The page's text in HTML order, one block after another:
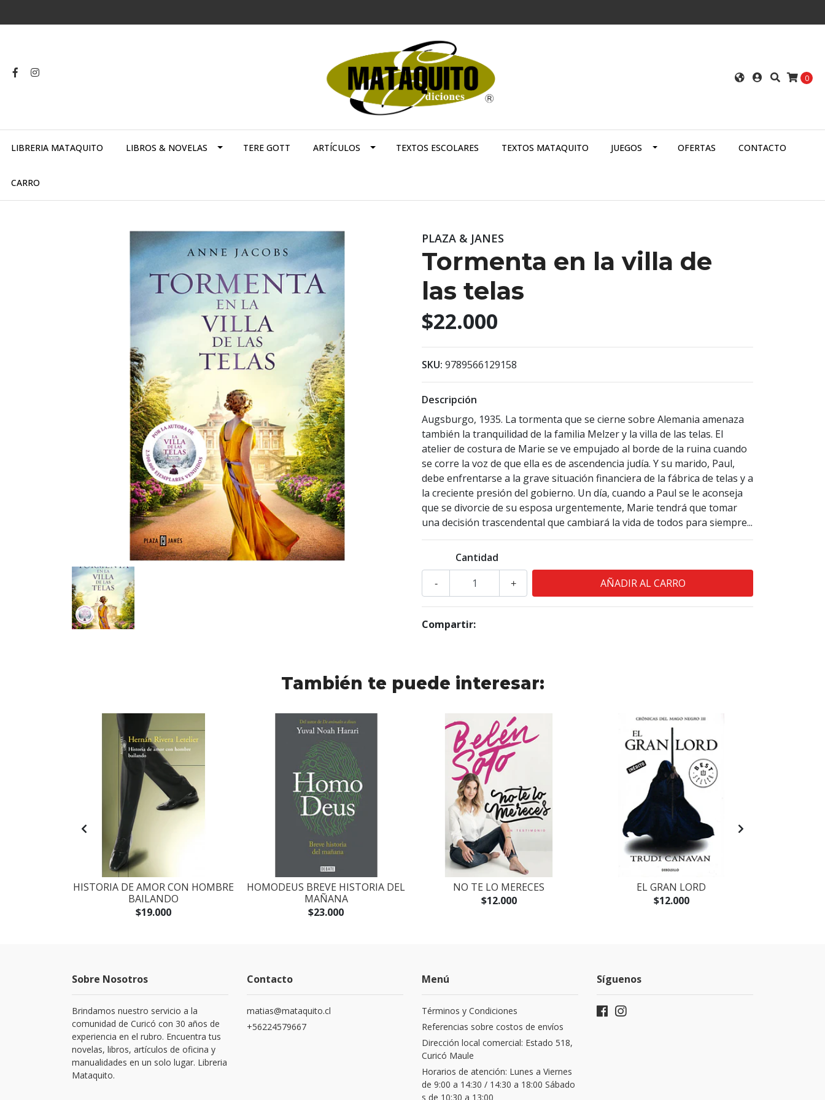
0
LIBRERIA MATAQUITO LIBROS & NOVELAS TERE GOTT ARTÍCULOS TEXTOS ESCOLARES TEXTOS MATAQUITO JUEGOS OFERTAS CONTACTO
CARRO
PLAZA & JANES
Tormenta en la villa de
las telas
$22.000
SKU: 9789566129158
Descripción
Augsburgo, 1935. La tormenta que se cierne sobre Alemania amenaza
también la tranquilidad de la familia Melzer y la villa de las telas. El
atelier de costura de Marie se ve empujado al borde de la ruina cuando
se corre la voz de que ella es de ascendencia judía. Y su marido, Paul,
debe enfrentarse a la grave situación financiera de la fábrica de telas y a
la creciente presión del gobierno. Un día, cuando a Paul se le aconseja
que se divorcie de su esposa urgentemente, Marie tendrá que tomar
una decisión trascendental que cambiará la vida de todos para siempre...
Cantidad
+
-
Compartir:
También te puede interesar:
HISTORIA DE AMOR CON HOMBRE
BAILANDO
$19.000
HOMODEUS BREVE HISTORIA DEL
MAÑANA
$23.000
NO TE LO MERECES
$12.000
EL GRAN LORD
$12.000
Sobre Nosotros
Brindamos nuestro servicio a la
comunidad de Curicó con 30 años de
experiencia en el rubro. Encuentra tus
novelas, libros, artículos de oficina y
manualidades en un solo lugar. Libreria
Mataquito.
Contacto
matias@mataquito.cl
+56224579667
Menú
Términos y Condiciones
Referencias sobre costos de envíos
Dirección local comercial: Estado 518,
Curicó Maule
Horarios de atención: Lunes a Viernes
de 9:00 a 14:30 / 14:30 a 18:00 Sábado
s de 10:30 a 13:00
Síguenos